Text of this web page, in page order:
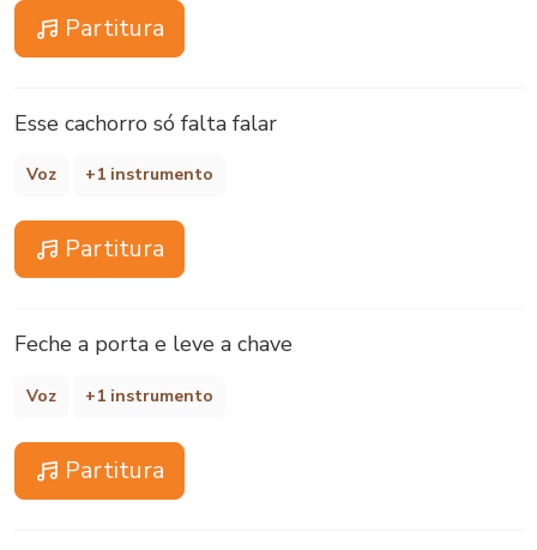
Partitura
Esse cachorro só falta falar
Voz +1 instrumento
Partitura
Feche a porta e leve a chave
Voz +1 instrumento
Partitura